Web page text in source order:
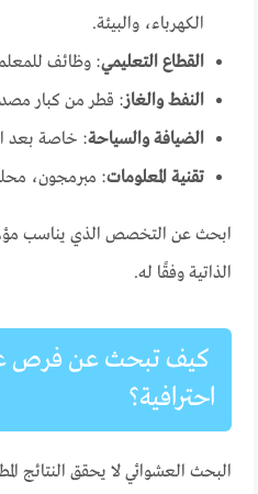
الكهرباء، والبيئة.
القطاع التعليمي: وظائف
النفط والغاز: قطر من كبار
الضيافة والسياحة: خاصة بعد
تقنية المعلومات: مبرمجون،
ابحث عن التخصص الذي يناسب
الذاتية وفقًا له.
كيف تبحث عن فرص
احترافية؟
البحث العشوائي لا يحقق النتائج